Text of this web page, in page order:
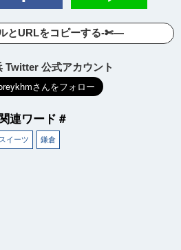
とURLをコピーする-✄—
Twitter 公式アカウント
連ワード＃
スイーツ 鎌倉